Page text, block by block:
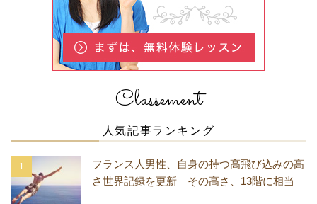
Classement
人気記事ランキング
フランス人男性、自身の持つ高飛び込みの高
さ世界記録を更新 その高さ、13階に相当